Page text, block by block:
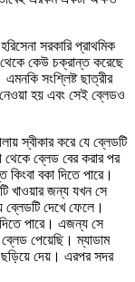
সরকারি প্রাথমিক
থেকে কেউ চক্রান্ত করেছে
সংশ্লিষ্ট ছাত্রীর
হয় এবং সেই ব্লেডও
স্বীকার করে যে ব্লেডটি
ব্লেড বের করার পর
বকা দিতে পারে।
খাওয়ার জন্য যখন সে
দেখে ফেলে।
পারে। এজন্য সে
পেয়েছি। ম্যাডাম
ছড়িয়ে দেয়। এরপর সদর